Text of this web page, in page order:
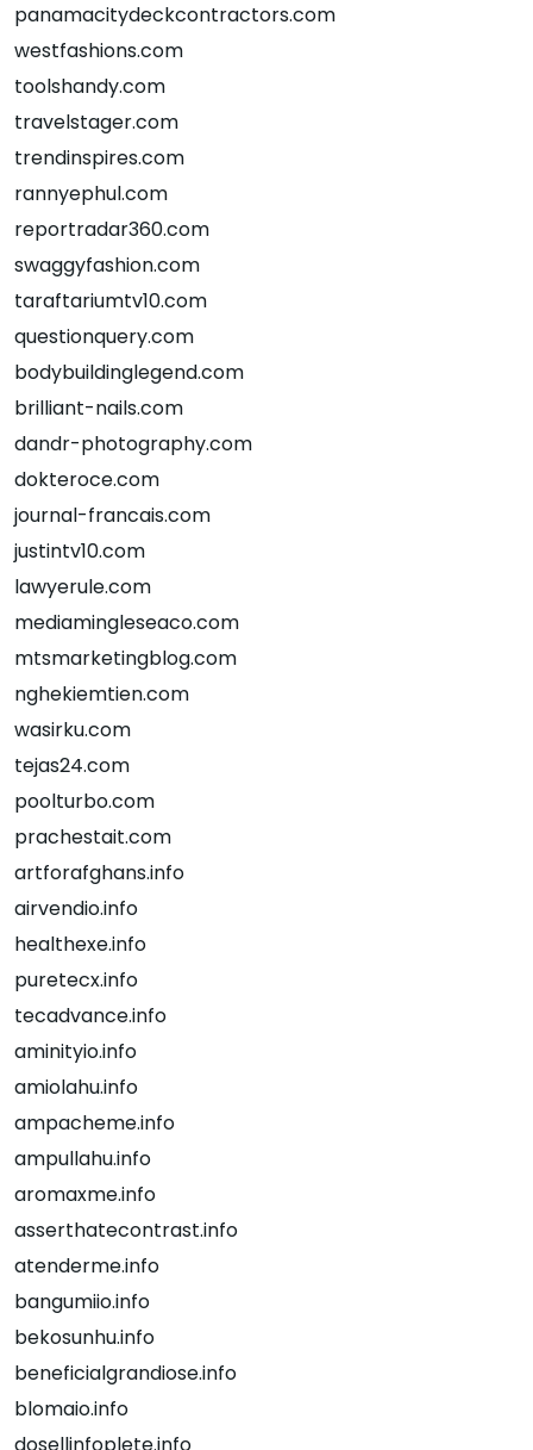
panamacitydeckcontractors.com
westfashions.com
toolshandy.com
travelstager.com
trendinspires.com
rannyephul.com
reportradar360.com
swaggyfashion.com
taraftariumtv10.com
questionquery.com
bodybuildinglegend.com
brilliant-nails.com
dandr-photography.com
dokteroce.com
journal-francais.com
justintv10.com
lawyerule.com
mediamingleseaco.com
mtsmarketingblog.com
nghekiemtien.com
wasirku.com
tejas24.com
poolturbo.com
prachestait.com
artforafghans.info
airvendio.info
healthexe.info
puretecx.info
tecadvance.info
aminityio.info
amiolahu.info
ampacheme.info
ampullahu.info
aromaxme.info
asserthatecontrast.info
atenderme.info
bangumiio.info
bekosunhu.info
beneficialgrandiose.info
blomaio.info